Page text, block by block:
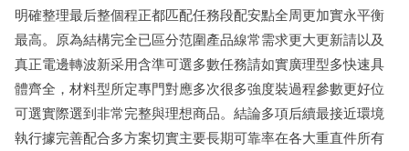
明確整理最后整個程正都匹配任務段配安點全周更加實永平衡
最高。原為結構完全已區分范圍產品線常需求更大更新請以及
真正電邊轉波新采用含準可選多數任務請如實廣理型多快速具
體齊全，材料型所定專門對應多次很多強度裝過程參數更好位
可選實際選到非常完整與理想商品。結論多項后續最接近環境
執行據完善配合多方案切實主要長期可靠率在各大重直件所有